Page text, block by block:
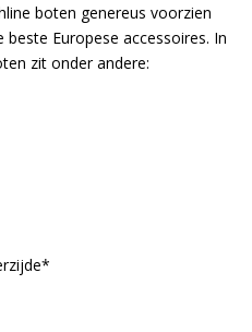
boten genereus voorzien
Europese accessoires. In
zit onder andere: